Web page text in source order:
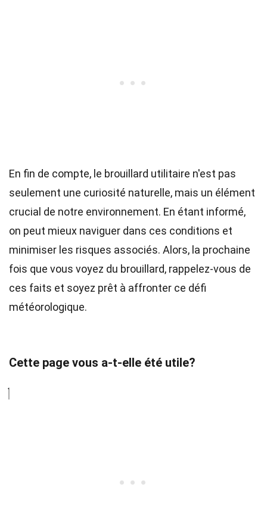
En fin de compte, le brouillard utilitaire n'est pas
seulement une curiosité naturelle, mais un élément
crucial de notre environnement. En étant informé,
on peut mieux naviguer dans ces conditions et
minimiser les risques associés. Alors, la prochaine
fois que vous voyez du brouillard, rappelez-vous de
ces faits et soyez prêt à affronter ce défi
météorologique.
Cette page vous a-t-elle été utile?